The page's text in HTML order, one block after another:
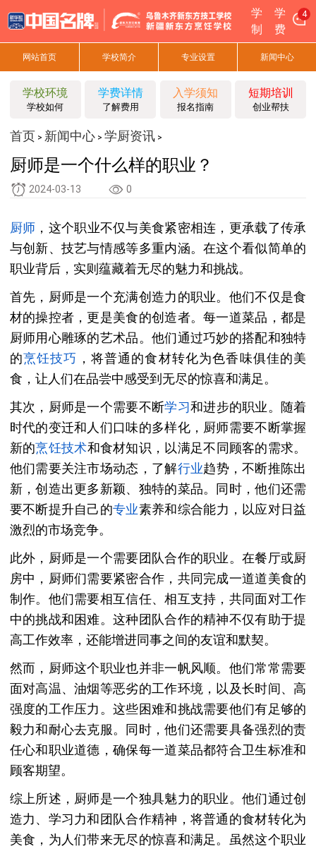
学
制
学
费
4
网站首页 学校简介 专业设置 新闻中心
学校环境
学校如何
学费详情
了解费用
入学须知
报名指南
短期培训
创业帮扶
首页 > 新闻中心> 学厨资讯>
厨师是一个什么样的职业？
2024-03-13 0
厨师 ，这个职业不仅与美食紧密相连，更承载了传承
与创新、技艺与情感等多重内涵。在这个看似简单的
职业背后，实则蕴藏着无尽的魅力和挑战。
首先，厨师是一个充满创造力的职业。他们不仅是食
材的操控者，更是美食的创造者。每一道菜品，都是
厨师用心雕琢的艺术品。他们通过巧妙的搭配和独特
的烹饪技巧 ，将普通的食材转化为色香味俱佳的美
食，让人们在品尝中感受到无尽的惊喜和满足。
其次，厨师是一个需要不断学习和进步的职业。随着
时代的变迁和人们口味的多样化，厨师需要不断掌握
新的烹饪技术和食材知识，以满足不同顾客的需求。
他们需要关注市场动态，了解行业趋势，不断推陈出
新，创造出更多新颖、独特的菜品。同时，他们还需
要不断提升自己的专业素养和综合能力，以应对日益
激烈的市场竞争。
此外，厨师是一个需要团队合作的职业。在餐厅或厨
房中，厨师们需要紧密合作，共同完成一道道美食的
制作。他们需要相互信任、相互支持，共同面对工作
中的挑战和困难。这种团队合作的精神不仅有助于提
高工作效率，还能增进同事之间的友谊和默契。
然而，厨师这个职业也并非一帆风顺。他们常常需要
面对高温、油烟等恶劣的工作环境，以及长时间、高
强度的工作压力。这些困难和挑战需要他们有足够的
毅力和耐心去克服。同时，他们还需要具备强烈的责
任心和职业道德，确保每一道菜品都符合卫生标准和
顾客期望。
综上所述，厨师是一个独具魅力的职业。他们通过创
造力、学习力和团队合作精神，将普通的食材转化为
美食，为人们带来无尽的惊喜和满足。虽然这个职业